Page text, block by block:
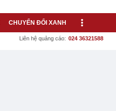
CHUYỂN ĐỔI XANH
Liên hệ quảng cáo: 024 36321588